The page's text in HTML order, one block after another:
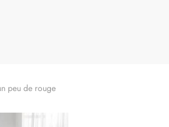
peu de rouge